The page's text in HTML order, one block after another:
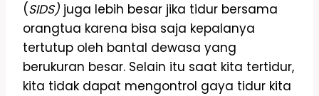
(SIDS) juga lebih besar jika tidur bersama
orangtua karena bisa saja kepalanya
tertutup oleh bantal dewasa yang
berukuran besar. Selain itu saat kita tertidur,
kita tidak dapat mengontrol gaya tidur kita